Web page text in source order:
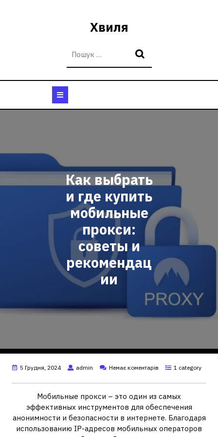
Хвиля
Как выбрать
и где купить
мобильные
прокси:
советы и
рекомендац
ии
5 Грудня, 2024 admin Немає коментарів 1 category
Мобильные прокси – это один из самых
эффективных инструментов для обеспечения
анонимности и безопасности в интернете. Благодаря
использованию IP-адресов мобильных операторов